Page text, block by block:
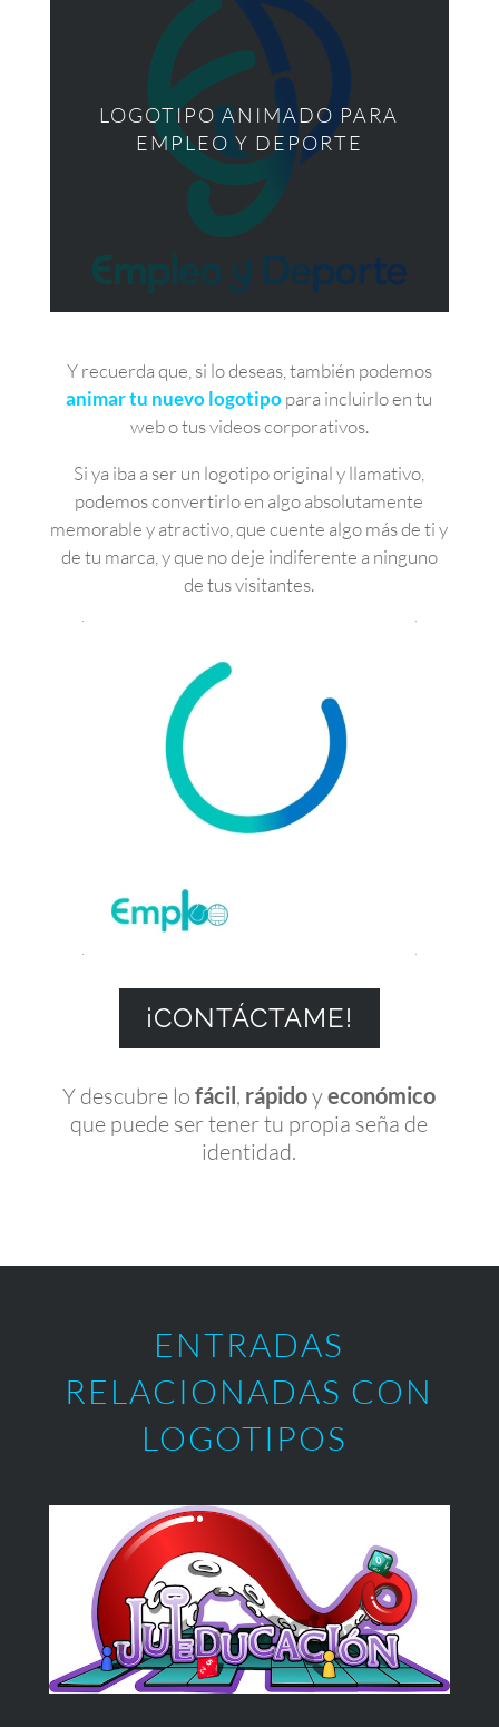
LOGOTIPO ANIMADO PARA
EMPLEO Y DEPORTE
Y recuerda que, si lo deseas, también podemos
animar tu nuevo logotipopara incluirlo en tu
web o tus videos corporativos.
Si ya iba a ser un logotipo original y llamativo,
podemos convertirlo en algo absolutamente
memorable y atractivo, que cuente algo más de ti y
de tu marca, y que no deje indiferente a ninguno
de tus visitantes.
¡CONTÁCTAME!
Y descubre lofácil, rápidoyeconómico
que puede ser tener tu propia seña de
identidad.
ENTRADAS
RELACIONADAS CON
LOGOTIPOS